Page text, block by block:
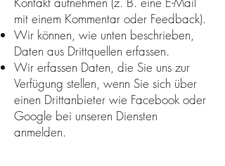
mit einem Kommentar oder Feedback).
Wir können, wie unten beschrieben,
Daten aus Drittquellen erfassen.
Wir erfassen Daten, die Sie uns zur
Verfügung stellen, wenn Sie sich über
einen Drittanbieter wie Facebook oder
Google bei unseren Diensten
anmelden.